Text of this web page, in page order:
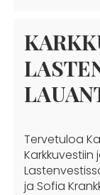
Tervetuloa
Karkkuvestiin
ja Sofia